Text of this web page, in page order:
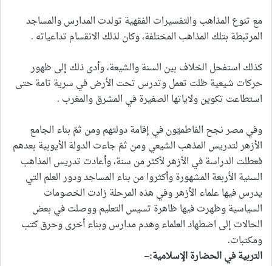
مع تنوع المذاهب والتفسيرات الفقهية تولدت المدارس والمساجد
المرتبطة بتلك المذاهب المختلفة، وكان لذلك الانقسام تداعياته .
كذلك استفحل الخلاف بين السنة والشيعة، وأدى ذلك إلى ظهور
حركات شيعية ظلت تعمل وتدرس تحت الأرض في سرية تامة حتى
استطاعت تكوين ولاياتها الصغيرة في المشرق والمغرب .
وفي مصر نجح الفاطميّون في إقامة دولتهم ومن ثمّ بناء الجامع
الأزهر لتدريس المذهب الشيعي ومن ثمّ جاءت الدولة الأيوبية بعدهم
فعطلت الدراسة في الأزهر لأكثر من سنة، وأعادت تدريس المذاهب
السنية الأربعة المشهورة وأكثروا من بناء المساجد ودور العلم التي
يدرس فيها علماء الأزهر وفي هذه المرحلة زادت الخصومات
السياسية وظهرت فيها ظاهرة تسيس التعليم ووصلت في بعض
الحالات إلى اضطهاد العلماء وهدم مدارس وبناء أخرى وحرق كتب
ومكتبات.
التربية في الحضارة الإسلامية:
–